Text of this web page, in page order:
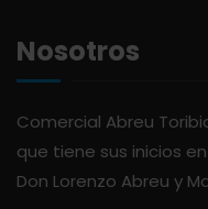
MIELES Y
OTROS
ANDALUZ
APERITIVO
Nosotros
Comercial Abreu
que tiene sus inicios
Don Lorenzo Abreu y